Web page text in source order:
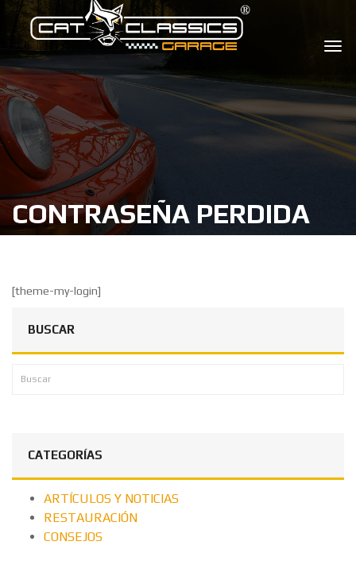
CONTRASEÑA PERDIDA
[theme-my-login]
BUSCAR
CATEGORÍAS
ARTÍCULOS Y NOTICIAS
RESTAURACIÓN
CONSEJOS